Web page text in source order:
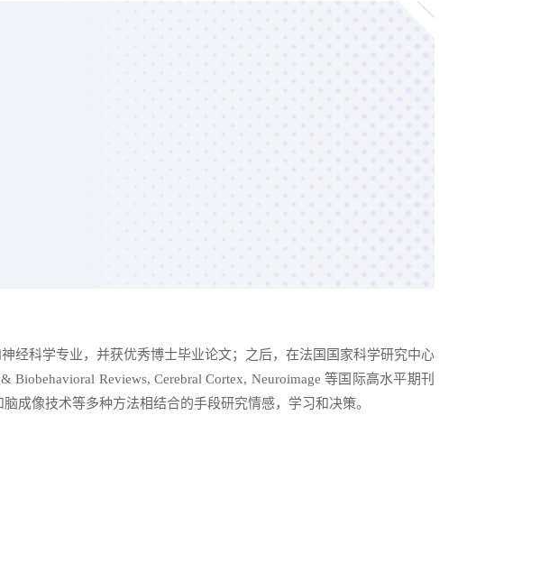
经科学专业，并获优秀博士毕业论文；之后，在法国国家科学研究中心
Reviews, Cerebral Cortex, Neuroimage 等国际高水平期刊
成像技术等多种方法相结合的手段研究情感，学习和决策。